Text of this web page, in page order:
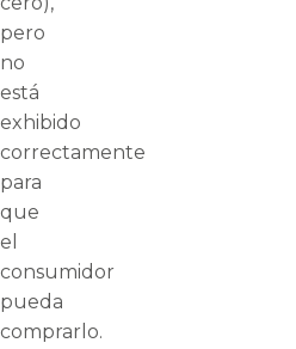
pero
no
está
exhibido
correctamente
para
que
el
consumidor
pueda
comprarlo.